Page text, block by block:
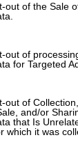
out of the Sale
out of
for Targeted
out of
and/or
that Is
which it was
το πρωί
για
ένοπλες
το